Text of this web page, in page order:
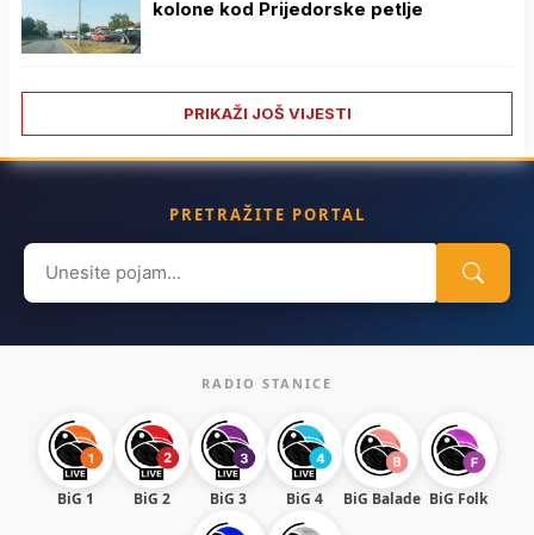
kolone kod Prijedorske petlje
PRIKAŽI JOŠ VIJESTI
PRETRAŽITE PORTAL
Search
for:
RADIO STANICE
BiG 1 BiG 2 BiG 3 BiG 4 BiG Balade BiG Folk